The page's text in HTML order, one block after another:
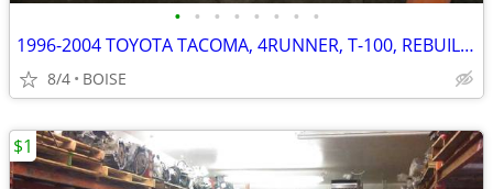
• • • • • • • •
1996-2004 TOYOTA TACOMA, 4RUNNER, T-100, REBUILT 2.7L 3RZ-FE
8/4 BOISE
$1